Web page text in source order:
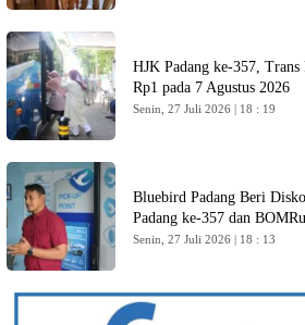
HJK Padang ke-357,
Rp1 pada 7 Agustus 2026
Senin, 27 Juli 2026 | 18 : 19
Bluebird Padang Beri
Padang ke-357 dan
Senin, 27 Juli 2026 | 18 : 13